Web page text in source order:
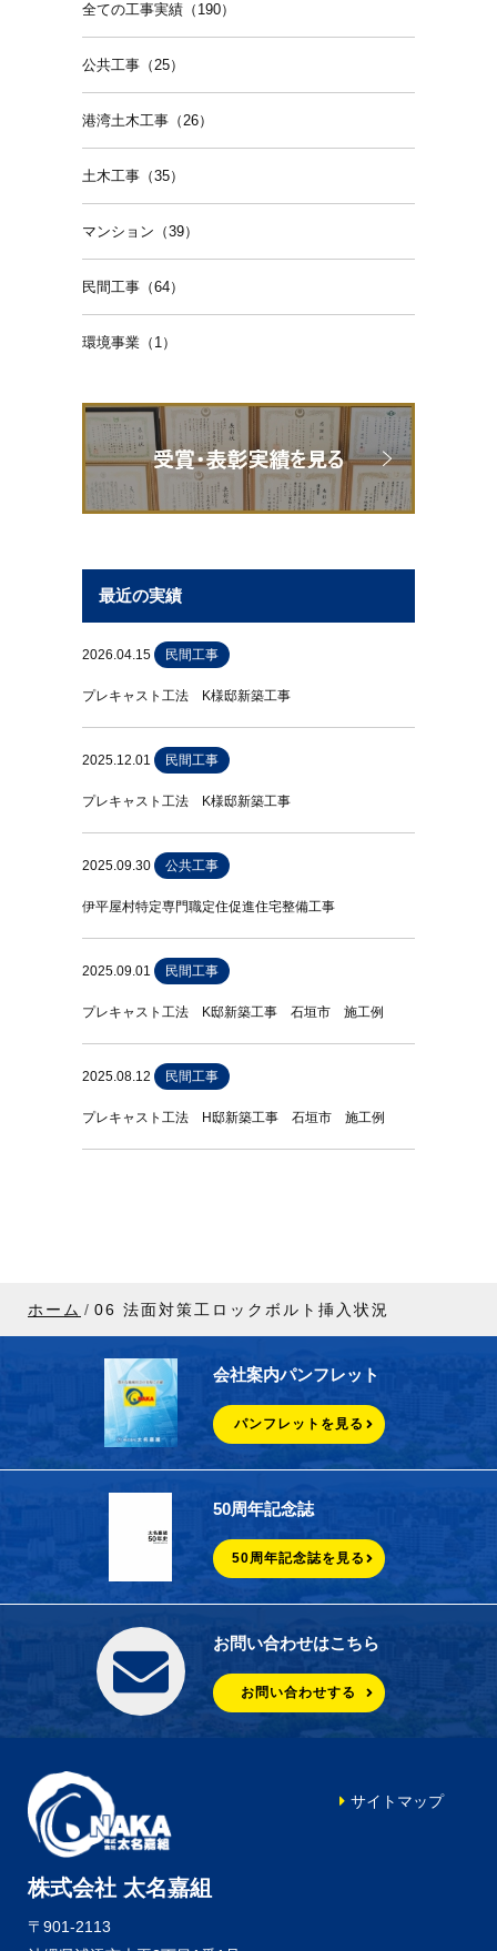
全ての工事実績（190）
公共工事（25）
港湾土木工事（26）
土木工事（35）
マンション（39）
民間工事（64）
環境事業（1）
最近の実績
2026.04.15 民間工事
プレキャスト工法 K様邸新築工事
2025.12.01 民間工事
プレキャスト工法 K様邸新築工事
2025.09.30 公共工事
伊平屋村特定専門職定住促進住宅整備工事
2025.09.01 民間工事
プレキャスト工法 K邸新築工事 石垣市 施工例
2025.08.12 民間工事
プレキャスト工法 H邸新築工事 石垣市 施工例
ホーム 06 法面対策工ロックボルト挿入状況
会社案内パンフレット
パンフレットを見る
50周年記念誌
50周年記念誌を見る
お問い合わせはこちら
お問い合わせする
株式会社 太名嘉組
〒901-2113
サイトマップ